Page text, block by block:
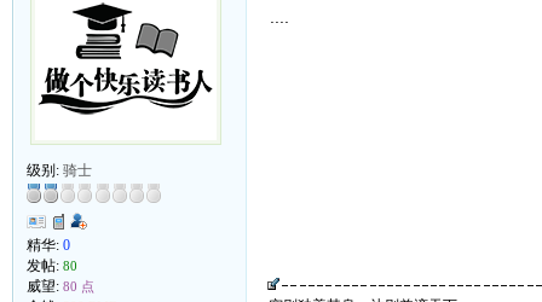
级别: 骑士
精华: 0
发帖: 80
威望: 80 点